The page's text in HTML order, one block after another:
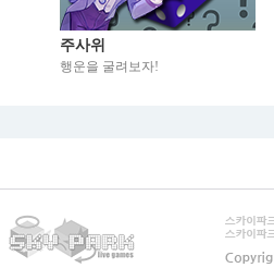
주사위
행운을 굴려보자!